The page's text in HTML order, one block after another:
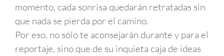
momento, cada sonrisa quedarán retratadas sin
que nada se pierda por el camino.
Por eso, no sólo te aconsejarán durante y para el
reportaje, sino que de su inquieta caja de ideas